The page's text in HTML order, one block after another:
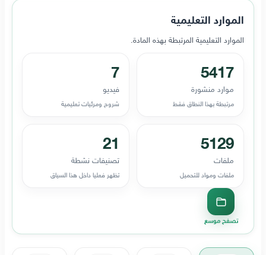
الموارد التعليمية
الموارد التعليمية المرتبطة بهذه المادة.
5417
موارد منشورة
مرتبطة بهذا النطاق فقط
7
فيديو
شروح ومرئيات تعليمية
5129
ملفات
ملفات ومواد للتحميل
21
تصنيفات نشطة
تظهر فعليا داخل هذا السياق
تصفح موسع